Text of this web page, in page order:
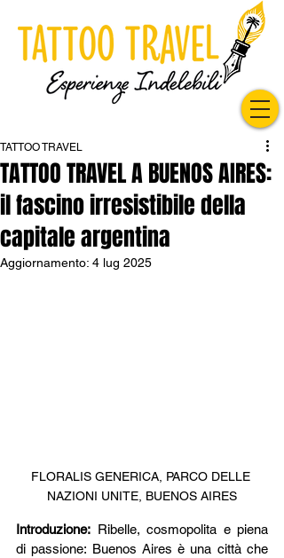
TATTOO TRAVEL A BUENOS AIRES:
il fascino irresistibile della
capitale argentina
TATTOO TRAVEL
Aggiornamento: 4 lug 2025
FLORALIS GENERICA, PARCO DELLE
NAZIONI UNITE, BUENOS AIRES
Introduzione: Ribelle, cosmopolita e piena
di passione: Buenos Aires è una città che